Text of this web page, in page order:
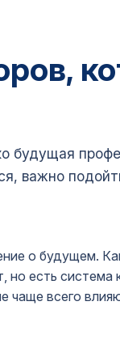
будущая
важно
о будущем.
есть система
чаще всего